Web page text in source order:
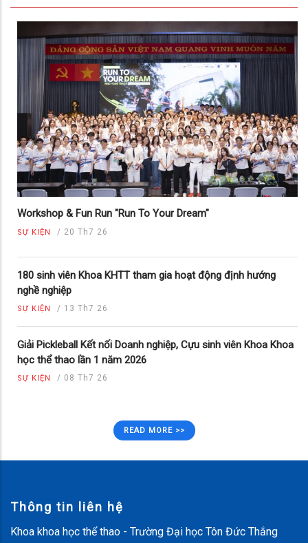
Workshop & Fun Run "Run To Your Dream"
SỰ KIỆN / 20 Th7 26
180 sinh viên Khoa KHTT tham gia hoạt động định hướng
nghề nghiệp
SỰ KIỆN / 13 Th7 26
Giải Pickleball Kết nối Doanh nghiệp, Cựu sinh viên Khoa Khoa
học thể thao lần 1 năm 2026
SỰ KIỆN / 08 Th7 26
READ MORE >>
Thông tin liên hệ
Khoa khoa học thể thao - Trường Đại học Tôn Đức Thắng